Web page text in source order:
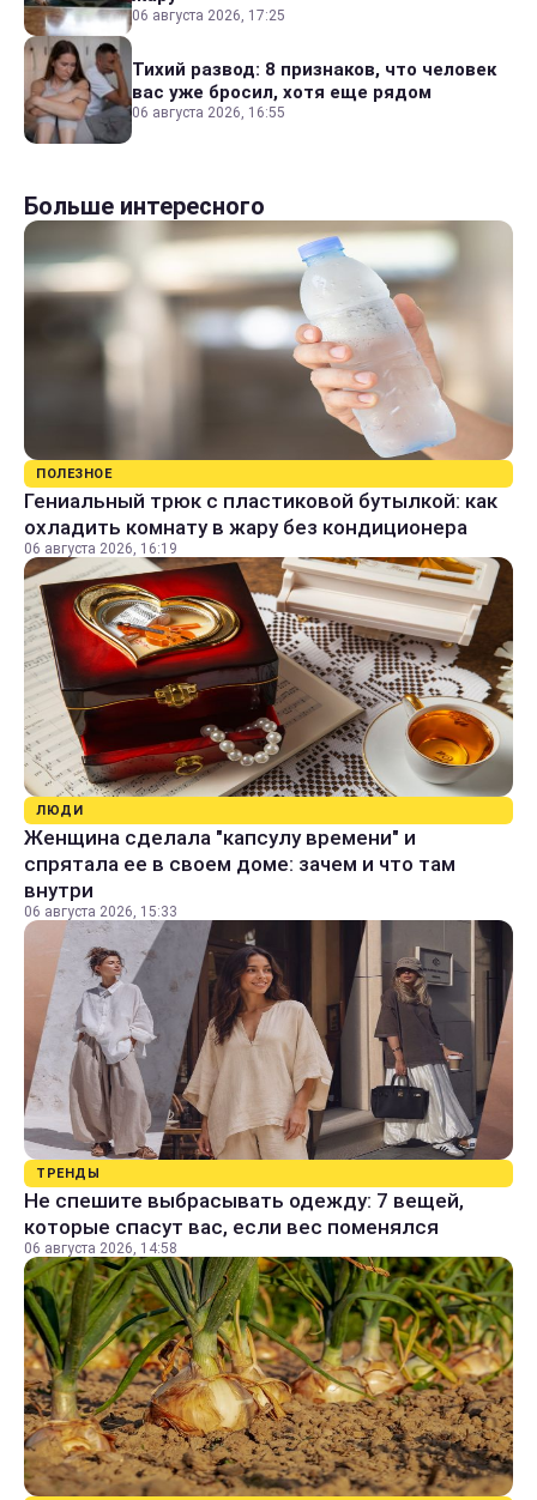
06 августа 2026, 17:25
Тихий развод: 8 признаков, что человек
вас уже бросил, хотя еще рядом
06 августа 2026, 16:55
Больше интересного
ПОЛЕЗНОЕ
Гениальный трюк с пластиковой бутылкой: как
охладить комнату в жару без кондиционера
06 августа 2026, 16:19
ЛЮДИ
Женщина сделала "капсулу времени" и
спрятала ее в своем доме: зачем и что там
внутри
06 августа 2026, 15:33
ТРЕНДЫ
Не спешите выбрасывать одежду: 7 вещей,
которые спасут вас, если вес поменялся
06 августа 2026, 14:58